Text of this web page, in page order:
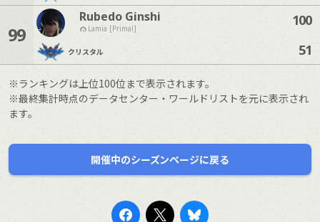
99
Rubedo Ginshi
Lamia [Primal]
クリスタル
100
51
※ランキングは上位100位まで表示されます。
※最終集計時点のデータセンター・ワールドリストを元に表示され
ます。
開催中のシーズンページに戻る